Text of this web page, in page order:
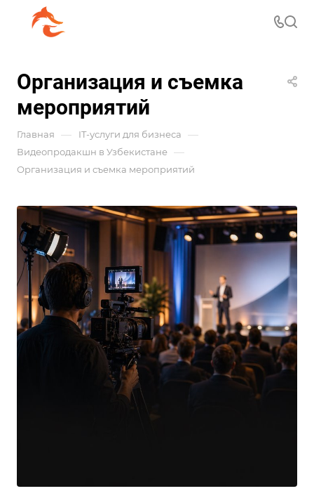
Организация и съемка
мероприятий
Главная — IT-услуги для бизнеса —
Видеопродакшн в Узбекистане —
Организация и съемка мероприятий